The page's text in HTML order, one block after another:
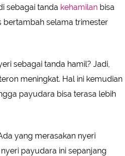
sebagai tanda kehamilan bisa
bertambah selama trimester
sebagai tanda hamil? Jadi,
meningkat. Hal ini kemudian
payudara bisa terasa lebih
yang merasakan nyeri
payudara ini sepanjang